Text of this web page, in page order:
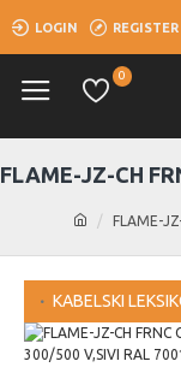
LOGIN REGISTER
0
FLAME-
FLAME-JZ-CH
KABELSKI